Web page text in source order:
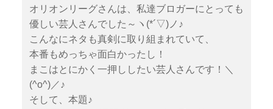
オリオンリーグさんは、私達ブロガーにとっても
優しい芸人さんでした～ヽ(*´▽)ノ♪
こんなにネタも真剣に取り組まれていて、
本番もめっちゃ面白かったし！
まこはとにかく一押ししたい芸人さんです！＼
(^o^)／♪
そして、本題♪